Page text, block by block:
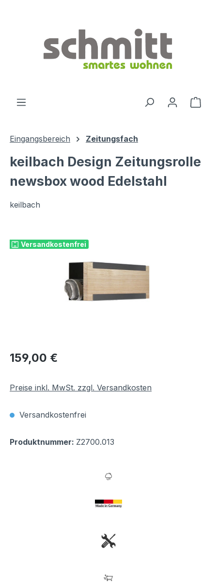
Eingangsbereich Zeitungsfach
keilbach Design Zeitungsrolle
newsbox wood Edelstahl
keilbach
Versandkostenfrei
Regulärer Preis:
159,00 €
Preise inkl. MwSt. zzgl. Versandkosten
Versandkostenfrei
Produktnummer: Z2700.013